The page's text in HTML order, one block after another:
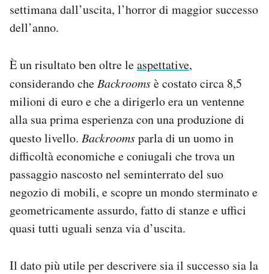
settimana dall’uscita, l’horror di maggior successo
dell’anno.
È un risultato ben oltre leaspettative,
considerando che Backroomsè costato circa 8,5
milioni di euro e che a dirigerlo era un ventenne
alla sua prima esperienza con una produzione di
questo livello. Backroomsparla di un uomo in
difficoltà economiche e coniugali che trova un
passaggio nascosto nel seminterrato del suo
negozio di mobili, e scopre un mondo sterminato e
geometricamente assurdo, fatto di stanze e uffici
quasi tutti uguali senza via d’uscita.
Il dato più utile per descrivere sia il successo sia la